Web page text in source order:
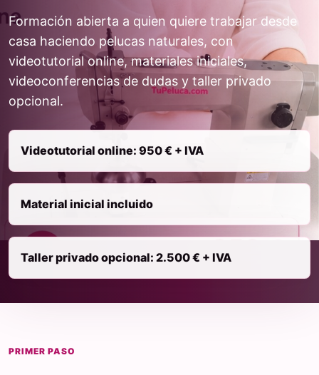
Formación abierta a quien quiere trabajar desde
casa haciendo pelucas naturales, con
videotutorial online, materiales iniciales,
videoconferencias de dudas y taller privado
opcional.
Videotutorial online: 950 € + IVA
Material inicial incluido
Taller privado opcional: 2.500 € + IVA
PRIMER PASO